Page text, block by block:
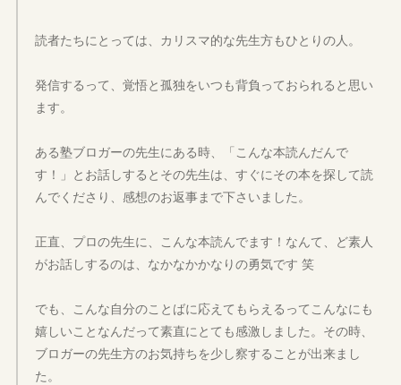
読者たちにとっては、カリスマ的な先生方もひとりの人。
発信するって、覚悟と孤独をいつも背負っておられると思い
ます。
ある塾ブロガーの先生にある時、「こんな本読んだんで
す！」とお話しするとその先生は、すぐにその本を探して読
んでくださり、感想のお返事まで下さいました。
正直、プロの先生に、こんな本読んでます！なんて、ど素人
がお話しするのは、なかなかかなりの勇気です 笑
でも、こんな自分のことばに応えてもらえるってこんなにも
嬉しいことなんだって素直にとても感激しました。その時、
ブロガーの先生方のお気持ちを少し察することが出来まし
た。